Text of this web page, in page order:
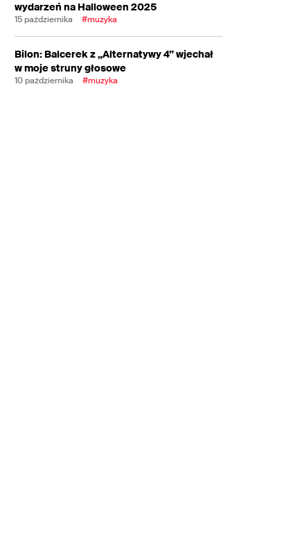
wydarzeń na Halloween 2025
15 października #muzyka
Bilon: Balcerek z „Alternatywy 4” wjechał
w moje struny głosowe
10 października #muzyka